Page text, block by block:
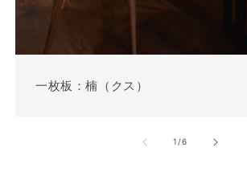
一枚板：楠（クス）
1/の
6